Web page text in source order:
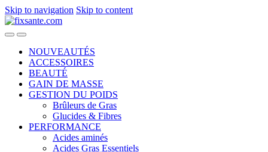
Skip to navigation Skip to content
NOUVEAUTÉS
ACCESSOIRES
BEAUTÉ
GAIN DE MASSE
GESTION DU POIDS
Brûleurs de Gras
Glucides & Fibres
PERFORMANCE
Acides aminés
Acides Gras Essentiels